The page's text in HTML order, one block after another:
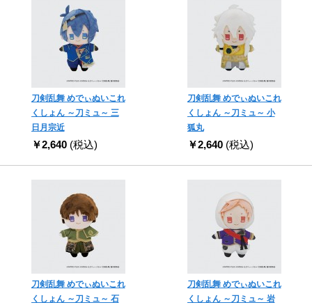
刀剣乱舞 めでぃぬいこれ
くしょん ～刀ミュ～ 三
日月宗近
￥2,640 (税込)
刀剣乱舞 めでぃぬいこれ
くしょん ～刀ミュ～ 小
狐丸
￥2,640 (税込)
刀剣乱舞 めでぃぬいこれ
くしょん ～刀ミュ～ 石
刀剣乱舞 めでぃぬいこれ
くしょん ～刀ミュ～ 岩